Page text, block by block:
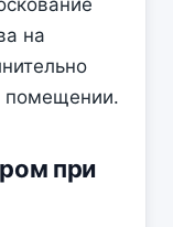
на
помещении.
при